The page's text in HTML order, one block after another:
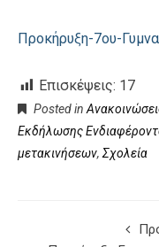
Προκήρυξη-7ου-
Επισκέψεις: 17
Posted in
Εκδήλωσης
μετακινήσεων, Σχολεία